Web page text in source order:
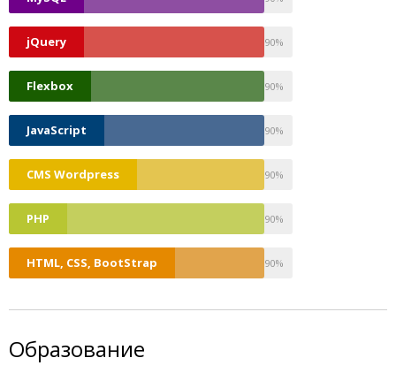
jQuery 90%
Flexbox 90%
JavaScript 90%
CMS Wordpress 90%
PHP 90%
HTML, CSS, BootStrap 90%
Образование